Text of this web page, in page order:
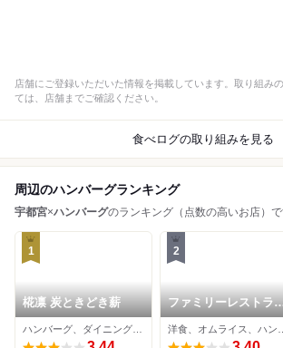
店舗にご登録いただいた情報を掲載しています。取り組み
ては、店舗までご確認ください。
食べログの取り組みを見る
周辺のハンバーグランキング
宇都宮×ハンバーグのランキング（点数の高いお店）で
1
椛凛 炭ときどき薪
2
ファミリーレストラ
オックス